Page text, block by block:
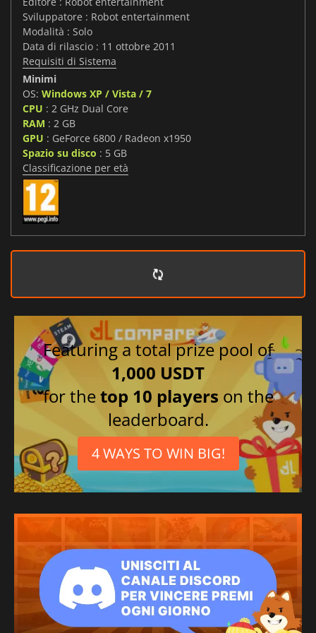
Sviluppatore : Robot entertainment
Modalità : Solo
Data di rilascio : 11 ottobre 2011
Requisiti di Sistema
Minimi
OS: Windows XP / Vista / 7
CPU : 2 GHz Dual Core
RAM : 2 GB
GPU : GeForce 6800 / Radeon x1950
Spazio su disco : 5 GB
Classificazione per età
Featuring a total prize pool of
1,000 USDT
for thetop 10 players on the
leaderboard.
4 WAYS TO WIN BIG!